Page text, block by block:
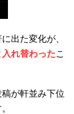
出た変化が、
れ替わったこ
が軒並み下位